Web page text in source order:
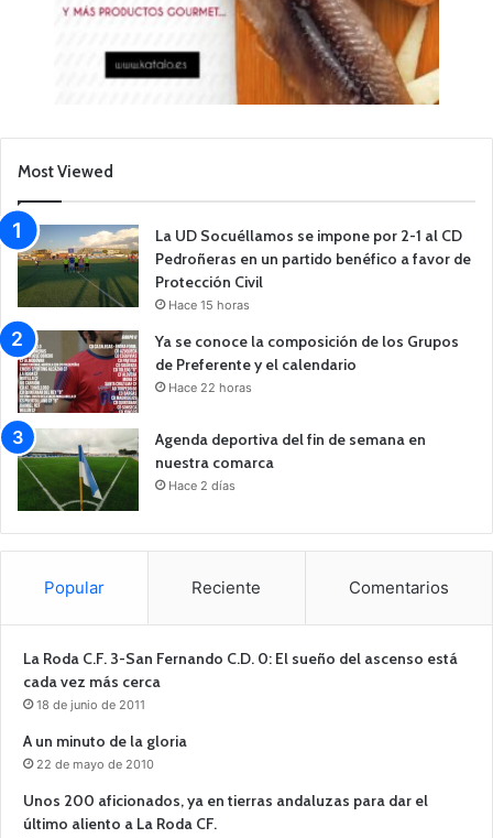
Most Viewed
La UD Socuéllamos se impone por 2-1 al CD
Pedroñeras en un partido benéfico a favor de
Protección Civil
Hace 15 horas
Ya se conoce la composición de los Grupos
de Preferente y el calendario
Hace 22 horas
Agenda deportiva del fin de semana en
nuestra comarca
Hace 2 días
Popular Reciente Comentarios
La Roda C.F. 3-San Fernando C.D. 0: El sueño del ascenso está
cada vez más cerca
18 de junio de 2011
A un minuto de la gloria
22 de mayo de 2010
Unos 200 aficionados, ya en tierras andaluzas para dar el
último aliento a La Roda CF.